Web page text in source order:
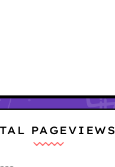
PAGEVIEWS